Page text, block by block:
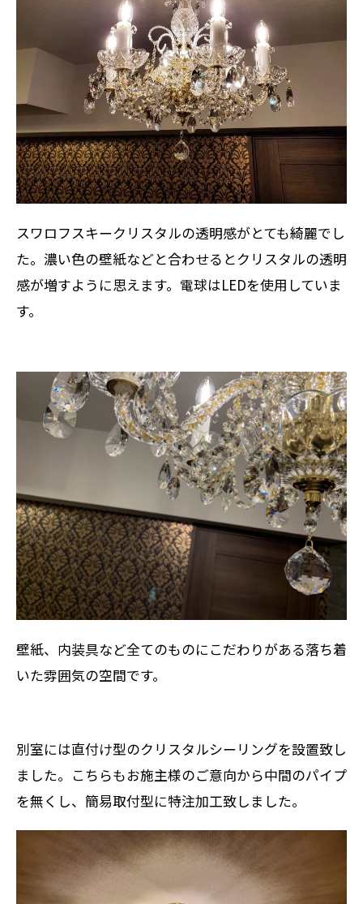
スワロフスキークリスタルの透明感がとても綺麗でし
た。濃い色の壁紙などと合わせるとクリスタルの透明
感が増すように思えます。電球はLEDを使用していま
す。
壁紙、内装具など全てのものにこだわりがある落ち着
いた雰囲気の空間です。
別室には直付け型のクリスタルシーリングを設置致し
ました。こちらもお施主様のご意向から中間のパイプ
を無くし、簡易取付型に特注加工致しました。